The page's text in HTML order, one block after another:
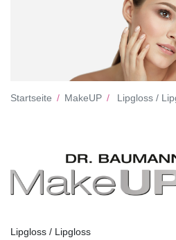
Startseite MakeUP Lipgloss /
Lipgloss / Lipgloss